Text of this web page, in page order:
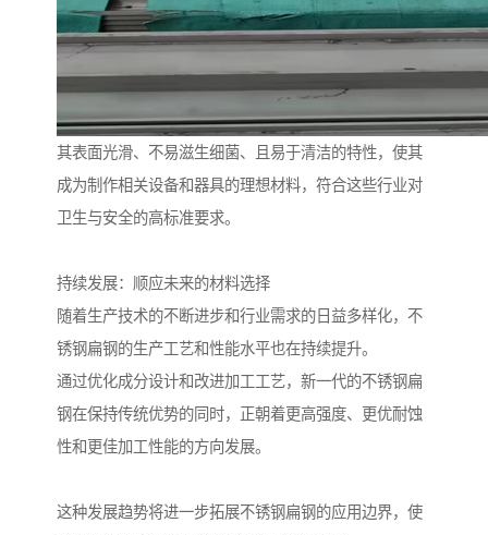
其表面光滑、不易滋生细菌、且易于清洁的特性，使其
成为制作相关设备和器具的理想材料，符合这些行业对
卫生与安全的高标准要求。
持续发展：顺应未来的材料选择
随着生产技术的不断进步和行业需求的日益多样化，不
锈钢扁钢的生产工艺和性能水平也在持续提升。
通过优化成分设计和改进加工工艺，新一代的不锈钢扁
钢在保持传统优势的同时，正朝着更高强度、更优耐蚀
性和更佳加工性能的方向发展。
这种发展趋势将进一步拓展不锈钢扁钢的应用边界，使